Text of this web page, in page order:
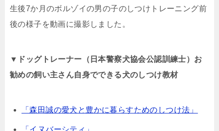
生後7か月のボルゾイの男の子のしつけトレーニング前
後の様子を動画に撮影しました。
▼ドッグトレーナー（日本警察犬協会公認訓練士）お
勧めの飼い主さん自身でできる犬のしつけ教材
「森田誠の愛犬と豊かに暮らすためのしつけ法」
「イヌバーシティ」